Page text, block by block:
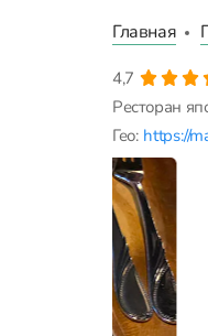
Главная
4,7
Ресторан
Гео: https://